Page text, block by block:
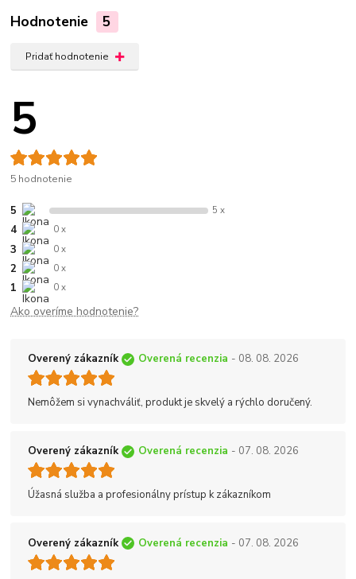
Hodnotenie 5
Pridať hodnotenie
5
5 hodnotenie
5 5 x
4 0 x
3 0 x
2 0 x
1 0 x
Ako overíme hodnotenie?
Overený zákazník Overená recenzia - 08. 08. 2026
Nemôžem si vynachváliť, produkt je skvelý a rýchlo doručený.
Overený zákazník Overená recenzia - 07. 08. 2026
Úžasná služba a profesionálny prístup k zákazníkom
Overený zákazník Overená recenzia - 07. 08. 2026